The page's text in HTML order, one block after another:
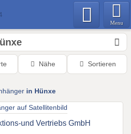
Menu
Nähe Sortieren
in Hünxe
und Vertriebs GmbH